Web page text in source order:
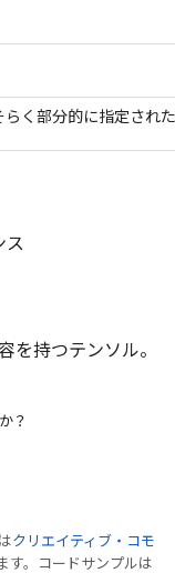
く部分的に指定され
ス
を持つテンソル。
？
クリエイティブ・コモ
す。コードサンプルは